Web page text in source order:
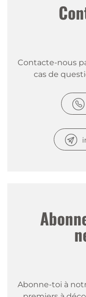
Contacte-nous
cas de
Abonne-toi à